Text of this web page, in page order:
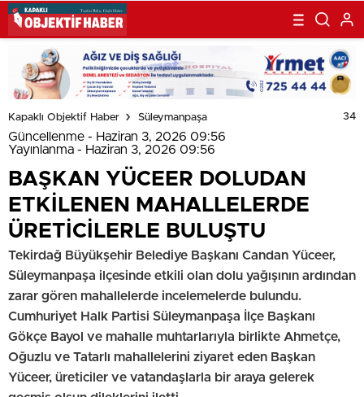
Kapaklı Objektif Haber Süleymanpaşa 34
Güncellenme - Haziran 3, 2026 09:56
Yayınlanma - Haziran 3, 2026 09:56
BAŞKAN YÜCEER DOLUDAN
ETKİLENEN MAHALLELERDE
ÜRETİCİLERLE BULUŞTU
Tekirdağ Büyükşehir Belediye Başkanı Candan Yüceer,
Süleymanpaşa ilçesinde etkili olan dolu yağışının ardından
zarar gören mahallelerde incelemelerde bulundu.
Cumhuriyet Halk Partisi Süleymanpaşa İlçe Başkanı
Gökçe Bayol ve mahalle muhtarlarıyla birlikte Ahmetçe,
Oğuzlu ve Tatarlı mahallelerini ziyaret eden Başkan
Yüceer, üreticiler ve vatandaşlarla bir araya gelerek